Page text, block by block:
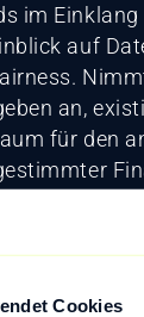
Cookies
im Einklang
auf
an,
für den
KI
Branche ein